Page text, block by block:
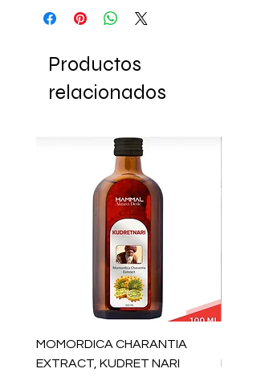
Productos
relacionados
MOMORDICA CHARANTIA
EXTRACT, KUDRET NARI